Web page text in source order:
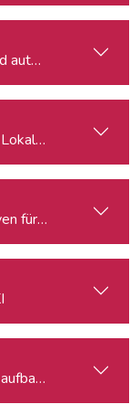
für Medienprofis
& Beiträge